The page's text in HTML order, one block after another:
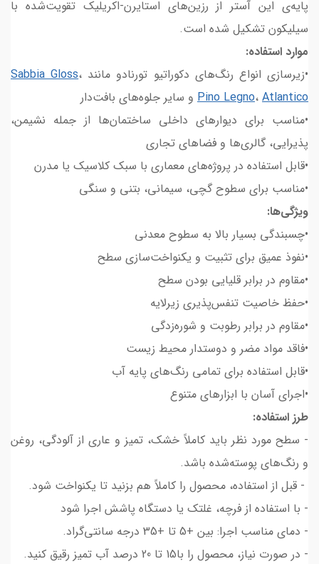
پایه‌ی این آستر از رزین‌های استایرن-اکریلیک تقویت‌شده با
سیلیکون تشکیل شده است.
موارد استفاده:
•زیرسازی انواع رنگ‌های دکوراتیو تورنادو مانند Sabbia Gloss،
Pino Legno، Atlantico
و سایر جلوه‌های بافت‌دار
•مناسب برای دیوارهای داخلی ساختمان‌ها از جمله نشیمن،
پذیرایی، گالری‌ها و فضاهای تجاری
•قابل استفاده در پروژه‌های معماری با سبک کلاسیک یا مدرن
•مناسب برای سطوح گچی، سیمانی، بتنی و سنگی
ویژگی‌ها:
•چسبندگی بسیار بالا به سطوح معدنی
•نفوذ عمیق برای تثبیت و یکنواخت‌سازی سطح
•مقاوم در برابر قلیایی بودن سطح
•حفظ خاصیت تنفس‌پذیری زیرلایه
•مقاوم در برابر رطوبت و شوره‌زدگی
•فاقد مواد مضر و دوستدار محیط زیست
•قابل استفاده برای تمامی رنگ‌های پایه آب
•اجرای آسان با ابزارهای متنوع
طرز استفاده:
- سطح مورد نظر باید کاملاً خشک، تمیز و عاری از آلودگی، روغن
و رنگ‌های پوسته‌شده باشد.
- قبل از استفاده، محصول را کاملاً هم بزنید تا یکنواخت شود.
- با استفاده از فرچه، غلتک یا دستگاه پاشش اجرا شود
- دمای مناسب اجرا: بین +5 تا +35 درجه سانتی‌گراد.
- در صورت نیاز، محصول را با15 تا 20 درصد آب تمیز رقیق کنید.